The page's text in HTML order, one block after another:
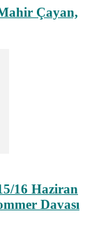
Çayan,
16 Haziran
Davası